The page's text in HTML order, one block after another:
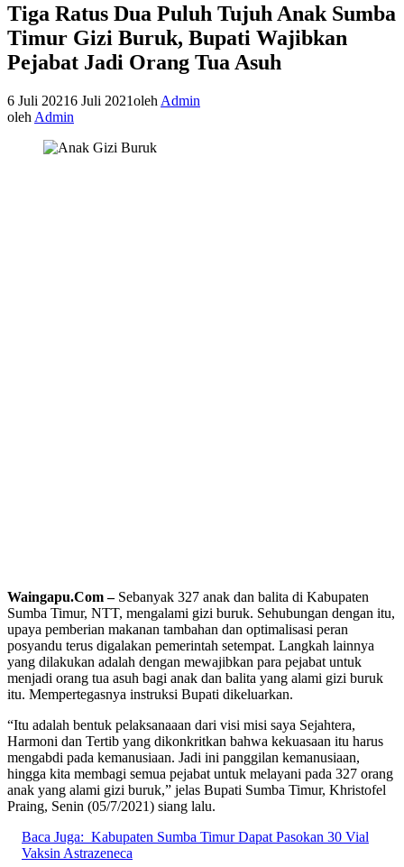
Tiga Ratus Dua Puluh Tujuh Anak Sumba
Timur Gizi Buruk, Bupati Wajibkan
Pejabat Jadi Orang Tua Asuh
6 Juli 20216 Juli 2021oleh Admin
oleh Admin
Waingapu.Com – Sebanyak 327 anak dan balita di Kabupaten
Sumba Timur, NTT, mengalami gizi buruk. Sehubungan dengan itu,
upaya pemberian makanan tambahan dan optimalisasi peran
posyandu terus digalakan pemerintah setempat. Langkah lainnya
yang dilakukan adalah dengan mewajibkan para pejabat untuk
menjadi orang tua asuh bagi anak dan balita yang alami gizi buruk
itu. Mempertegasnya instruksi Bupati dikeluarkan.
“Itu adalah bentuk pelaksanaaan dari visi misi saya Sejahtera,
Harmoni dan Tertib yang dikonkritkan bahwa kekuasaan itu harus
mengabdi pada kemanusiaan. Jadi ini panggilan kemanusiaan,
hingga kita membagi semua pejabat untuk melayani pada 327 orang
anak yang alami gizi buruk,” jelas Bupati Sumba Timur, Khristofel
Praing, Senin (05/7/2021) siang lalu.
Baca Juga: Kabupaten Sumba Timur Dapat Pasokan 30 Vial
Vaksin Astrazeneca